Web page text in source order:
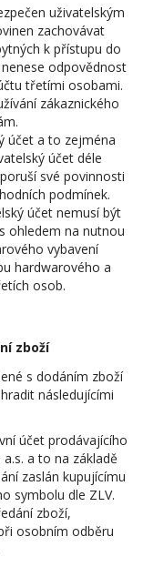
uživatelským
zachovávat
k přístupu do
odpovědnost
třetími osobami.
zákaznického
účet a to zejména
účet déle
své povinnosti
podmínek.
účet nemusí být
ohledem na nutnou
vybavení
hardwarového a
osob.
zboží
s dodáním zboží
následujícími
účet prodávajícího
a to na základě
zaslán kupujícímu
symbolu dle ZLV.
zboží,
osobním odběru